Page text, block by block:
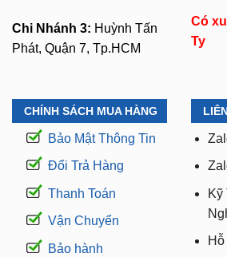
Chi Nhánh 3: Huỳnh Tấn
Phát, Quận 7, Tp.HCM
Có
Ty
CHÍNH SÁCH MUA HÀNG
Bảo Mật Thông Tin
Đổi Trả Hàng
Thanh Toán
Vận Chuyển
Bảo hành
Kỹ